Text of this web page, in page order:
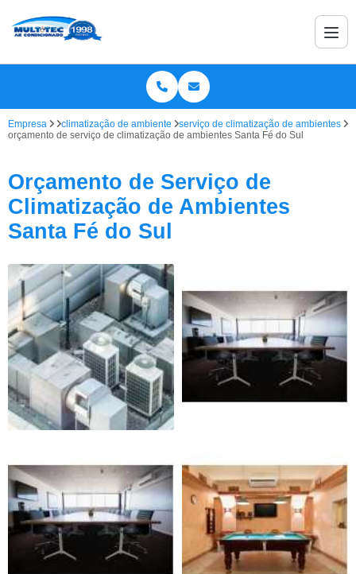
Empresa climatização de ambiente
serviço de climatização de ambientes
orçamento de serviço de climatização de ambientes Santa Fé do Sul
Orçamento de Serviço de
Climatização de Ambientes
Santa Fé do Sul